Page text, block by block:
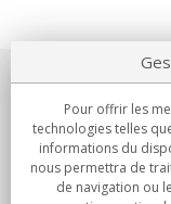
Notre société
Engagements
Achats
Pour offrir les
technologies telles
informations du
nous permettra de
de navigation ou